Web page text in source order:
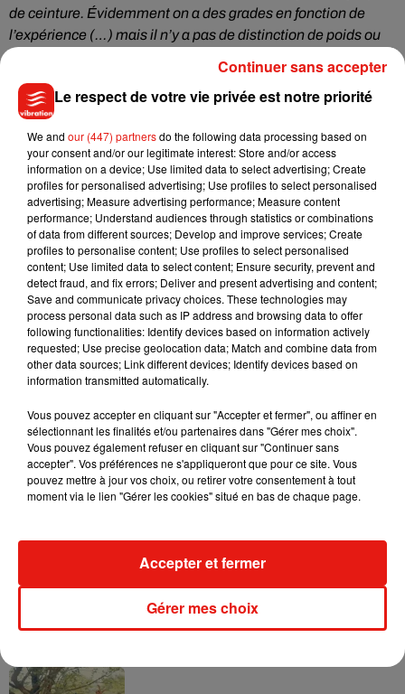
de ceinture. Évidemment on a des grades en fonction de
l’expérience (…) mais il n’y a pas de distinction de poids ou
L’USO Kendo et Iaïdo donne des cours les lundis, mercredis,
vendredis ou samedis, à la salle des arts martiaux de la
Madeleine à Orléans. Plus d’infos sur le site du club :
www.usokendoiaido.fr.
Musique
7 août 2026
Julien Lieb s’essaye à la vie de chatelain
dans son nouveau clip
Madonna sort enfin le remix de « Love
Sensation » avec Kylie Minogue
Le respect de votre vie privée est notre priorité
We and our (447) partnersdo the following data processing based on
your consent and/or our legitimate interest: Store and/or access
information on a device; Use limited data to select advertising; Create
profiles for personalised advertising; Use profiles to select personalised
advertising; Measure advertising performance; Measure content
performance; Understand audiences through statistics or combinations
of data from different sources; Develop and improve services; Create
profiles to personalise content; Use profiles to select personalised
content; Use limited data to select content; Ensure security, prevent and
detect fraud, and fix errors; Deliver and present advertising and content;
Save and communicate privacy choices. These technologies may
process personal data such as IP address and browsing data to offer
following functionalities: Identify devices based on information actively
requested; Use precise geolocation data; Match and combine data from
other data sources; Link different devices; Identify devices based on
information transmitted automatically.
Vous pouvez accepter en cliquant sur "Accepter et fermer", ou affiner en
sélectionnant les finalités et/ou partenaires dans "Gérer mes choix".
Vous pouvez également refuser en cliquant sur "Continuer sans
accepter". Vos préférences ne s'appliqueront que pour ce site. Vous
pouvez mettre à jour vos choix, ou retirer votre consentement à tout
moment via le lien "Gérer les cookies" situé en bas de chaque page.
Gérer mes choix
Accepter et fermer
Continuer sans accepter